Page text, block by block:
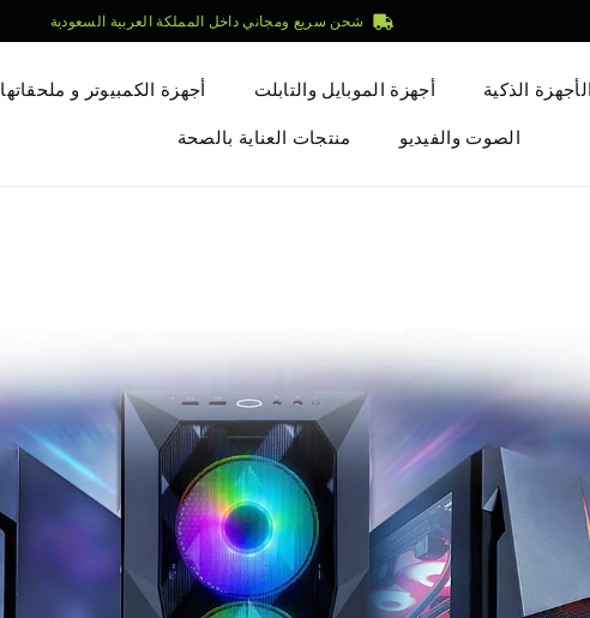
شحن سريع ومجاني داخل المملكة العربية السعودية
الأجهزة الذكية أجهزة الموبايل والتابلت
أجهزة الكمبيوتر و ملحقاتها
الصوت والفيديو
منتجات العناية بالصحة